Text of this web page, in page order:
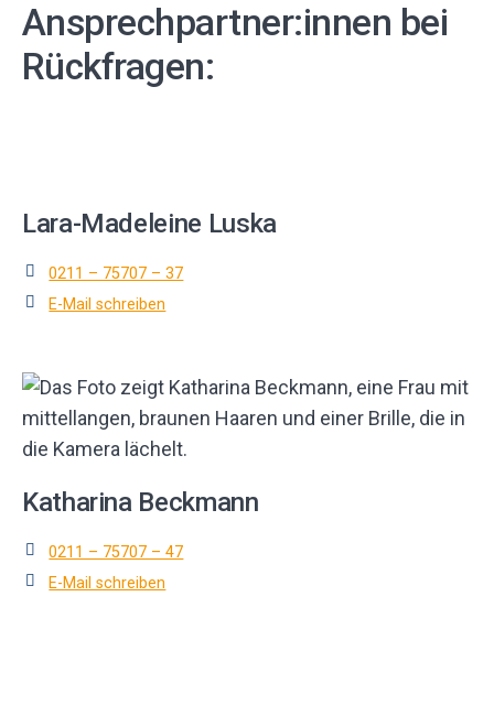
a
i
-
e
Ansprechpartner:innen bei
Rückfragen:
Lara-Madeleine Luska
0211 – 75707 – 37
E-Mail schreiben
Katharina Beckmann
0211 – 75707 – 47
E-Mail schreiben